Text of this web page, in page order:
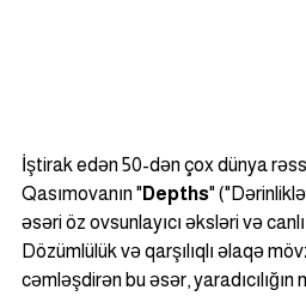
İştirak edən 50-dən çox dünya
Qasımovanın " Depths"
əsəri öz ovsunlayıcı əksləri və
Dözümlülük və qarşılıqlı əlaqə
cəmləşdirən bu əsər,